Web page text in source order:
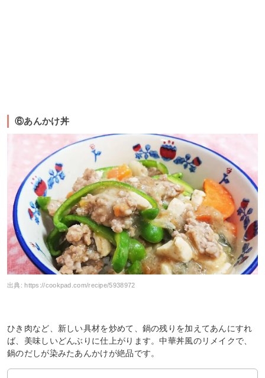
⑥あんかけ丼
出典:https://cookpad.com/recipe/5938972
ひき肉など、新しい具材を炒めて、鍋の残りを加えてあんにすれ
ば、美味しいどんぶりに仕上がります。中華丼風のリメイクで、
鍋のだしが染みたあんかけが絶品です。